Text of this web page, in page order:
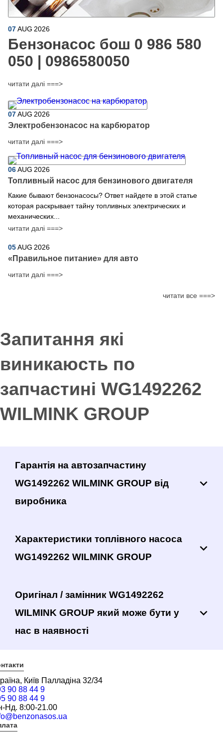
07AUG 2026
Бензонасос бош 0 986 580
050 | 0986580050
читати далі ===>
07AUG 2026
Электробензонасос на карбюратор
читати далі ===>
06AUG 2026
Топливный насос для бензинового двигателя
Какие бывают бензонасосы? Ответ найдете в этой статье
которая раскрывает тайну топливных электрических и
механических...
читати далі ===>
05AUG 2026
​«Правильное питание» для авто
читати далі ===>
читати все ===>
Запитання які
виникаюсть по
запчастині WG1492262
WILMINK GROUP
Гарантія на автозапчастину
WG1492262 WILMINK GROUP від
виробника
Характеристики топлівного насоса
WG1492262 WILMINK GROUP
Оригінал / замінник WG1492262
WILMINK GROUP який може бути у
нас в наявності
Київ Палладіна 32/34
90 88 44 9
90 88 44 9
Нд. 8:00-21.00